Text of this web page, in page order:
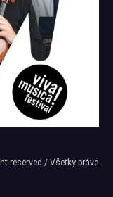
reserved / Všetky práva